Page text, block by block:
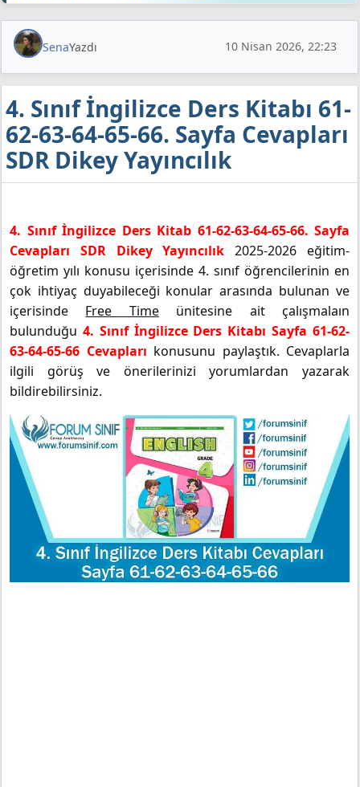
SenaYazdı 10 Nisan 2026, 22:23
4. Sınıf İngilizce Ders Kitabı 61-
62-63-64-65-66. Sayfa Cevapları
SDR Dikey Yayıncılık
4. Sınıf İngilizce Ders Kitab 61-62-63-64-65-66. Sayfa
Cevapları SDR Dikey Yayıncılık 2025-2026 eğitim-
öğretim yılı konusu içerisinde 4. sınıf öğrencilerinin en
çok ihtiyaç duyabileceği konular arasında bulunan ve
içerisinde Free Timeünitesine ait çalışmalaın
bulunduğu 4. Sınıf İngilizce Ders Kitabı Sayfa 61-62-
63-64-65-66 Cevapları konusunu paylaştık. Cevaplarla
ilgili görüş ve önerilerinizi yorumlardan yazarak
bildirebilirsiniz.